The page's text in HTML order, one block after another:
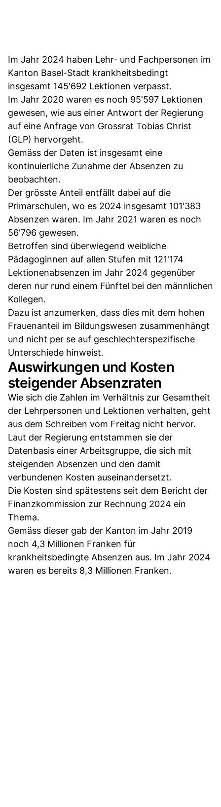
Im Jahr 2024 haben Lehr- und Fachpersonen im
Kanton Basel-Stadt krankheitsbedingt
insgesamt 145'692 Lektionen verpasst.
Im Jahr 2020 waren es noch 95'597 Lektionen
gewesen, wie aus einer Antwort der Regierung
auf eine Anfrage von Grossrat Tobias Christ
(GLP) hervorgeht.
Gemäss der Daten ist insgesamt eine
kontinuierliche Zunahme der Absenzen zu
beobachten.
Der grösste Anteil entfällt dabei auf die
Primarschulen, wo es 2024 insgesamt 101'383
Absenzen waren. Im Jahr 2021 waren es noch
56'796 gewesen.
Betroffen sind überwiegend weibliche
Pädagoginnen auf allen Stufen mit 121'174
Lektionenabsenzen im Jahr 2024 gegenüber
deren nur rund einem Fünftel bei den männlichen
Kollegen.
Dazu ist anzumerken, dass dies mit dem hohen
Frauenanteil im Bildungswesen zusammenhängt
und nicht per se auf geschlechterspezifische
Unterschiede hinweist.
Auswirkungen und Kosten
steigender Absenzraten
Wie sich die Zahlen im Verhältnis zur Gesamtheit
der Lehrpersonen und Lektionen verhalten, geht
aus dem Schreiben vom Freitag nicht hervor.
Laut der Regierung entstammen sie der
Datenbasis einer Arbeitsgruppe, die sich mit
steigenden Absenzen und den damit
verbundenen Kosten auseinandersetzt.
Die Kosten sind spätestens seit dem Bericht der
Finanzkommission zur Rechnung 2024 ein
Thema.
Gemäss dieser gab der Kanton im Jahr 2019
noch 4,3 Millionen Franken für
krankheitsbedingte Absenzen aus. Im Jahr 2024
waren es bereits 8,3 Millionen Franken.